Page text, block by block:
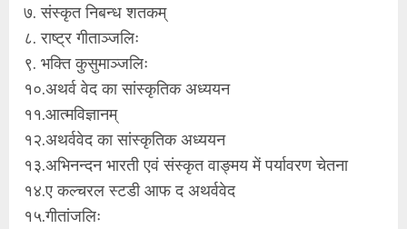
७. संस्कृत निबन्ध शतकम्
८. राष्ट्र गीताञ्जलिः
९. भक्ति कुसुमाञ्जलिः
१०.अथर्व वेद का सांस्कृतिक अध्ययन
११.आत्मविज्ञानम्
१२.अथर्ववेद का सांस्कृतिक अध्ययन
१३.अभिनन्दन भारती एवं संस्कृत वाङ्मय में पर्यावरण चेतना
१४.ए कल्चरल स्टडी आफ द अथर्ववेद
१५.गीतांजलिः